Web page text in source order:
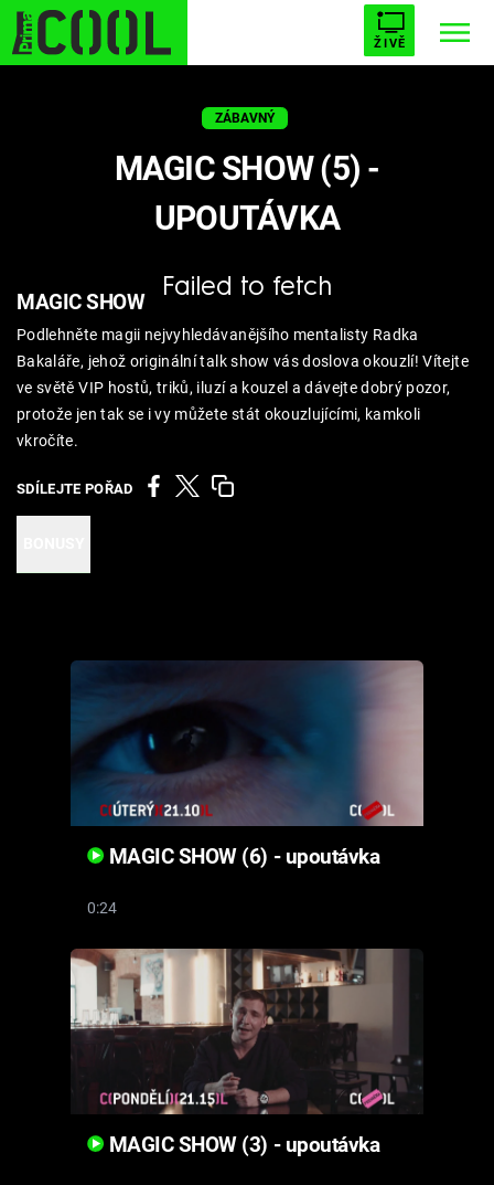
ŽIVĚ
BUFFY, PŘEMOŽITELKA UPÍRŮ
PLNEJ KOTEL AVENGERS 5
Témata
Filmy
Seriály
Cool Esport
Pořady
Sledujte prima+
Přihlášení
Sledujte nás
ZÁBAVNÝ
MAGIC SHOW (5) -
UPOUTÁVKA
Failed to fetch
Podlehněte magii nejvyhledávanějšího mentalisty Radka
Bakaláře, jehož originální talk show vás doslova okouzlí! Vítejte
ve světě VIP hostů, triků, iluzí a kouzel a dávejte dobrý pozor,
protože jen tak se i vy můžete stát okouzlujícími, kamkoli
vkročíte.
SDÍLEJTE POŘAD
MAGIC SHOW
MAGIC SHOW (6) - upoutávka
0:24
MAGIC SHOW (3) - upoutávka